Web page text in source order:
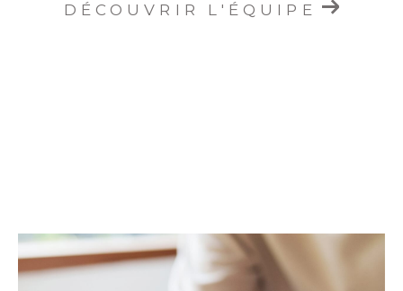
DÉCOUVRIR L'ÉQUIPE